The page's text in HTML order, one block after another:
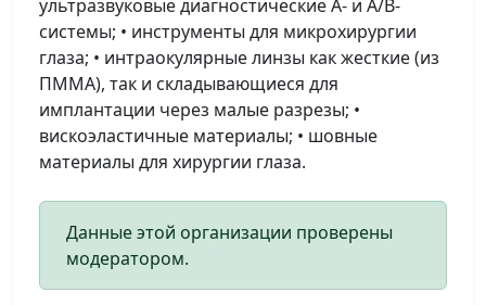
ультразвуковые диагностические А- и А/В-
системы; • инструменты для микрохирургии
глаза; • интраокулярные линзы как жесткие (из
ПММА), так и складывающиеся для
имплантации через малые разрезы; •
вискоэластичные материалы; • шовные
материалы для хирургии глаза.
Данные этой организации проверены
модератором.